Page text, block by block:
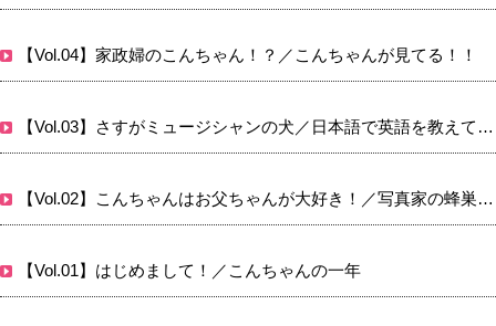
【Vol.04】家政婦のこんちゃん！？／こんちゃんが見てる！！
【Vol.03】さすがミュージシャンの犬／日本語で英語を教えてもらう
【Vol.02】こんちゃんはお父ちゃんが大好き！／写真家の蜂巣文香さん
【Vol.01】はじめまして！／こんちゃんの一年